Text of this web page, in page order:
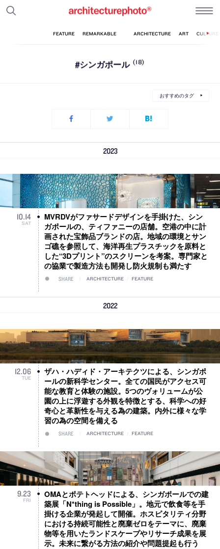
#シンガポール (18)
おすすめのタグ
2023
10.14
SAT
MVRDVがファサードデザインを手掛けた、シン
ガポールの、ティファニーの店舗。空港の中に計
画された宝飾品ブランドの店。地域の環境とサン
ゴ礁を参照して、海洋再生プラスチックを原料と
した“3Dプリント”のスクリーンを考案。専門家と
の協業で製造方法も開発し防火規制も満たす
SHARE ARCHITECTURE FEATURE
2022
12.06
TUE
ザハ・ハディド・アーキテクツによる、シンガポ
ールの新科学センター。全ての国民がアクセス可
能な教育と体験の施設。5つのヴォリュームが公
園の上に浮遊する外観を特徴とする、科学への好
奇心と革新性を与える為の建築。内外に様々な学
習の為の空間を備える
SHARE ARCHITECTURE FEATURE
9.23
FRI
OMAとポテトヘッドによる、シンガポールでの建
築展「N*thing is Possible」。地元で飲食等を手
掛ける企業が発起して開催。ホスピタリティ分野
における持続可能性と廃棄ゼロをテーマに、廃棄
物等を用いたランドスケープやリサーチ成果を展
示。未来に繋がる方法の紹介や問題提起も行う